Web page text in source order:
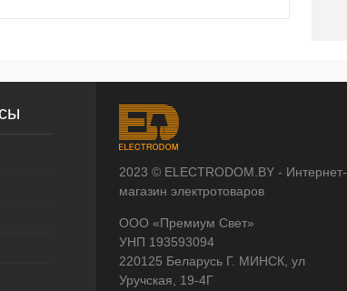
2023 © ELECTRODOM.BY - Интернет-
магазин электротоваров
ООО «Премиум Свет»
УНП 193593094
220125 Беларусь Г. МИНСК, ул
Уручская, 19-4Г